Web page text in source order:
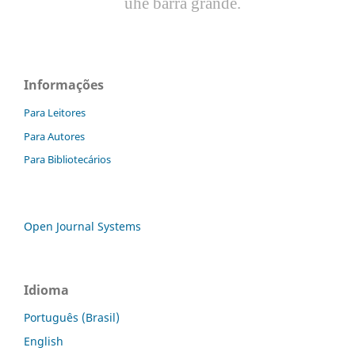
Informações
Para Leitores
Para Autores
Para Bibliotecários
Open Journal Systems
Idioma
Português (Brasil)
English